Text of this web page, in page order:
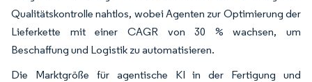
Qualitätskontrolle nahtlos, wobei Agenten zur Optimierung der
Lieferkette mit einer CAGR von 30 % wachsen, um
Beschaffung und Logistik zu automatisieren.
Die Marktgröße für agentische KI in der Fertigung und